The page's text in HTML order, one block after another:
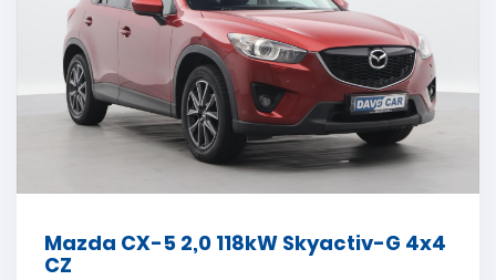
Mazda CX-5 2,0 118kW Skyactiv-G 4x4
CZ